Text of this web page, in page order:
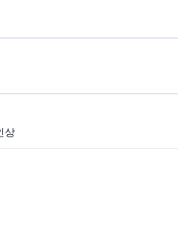
상